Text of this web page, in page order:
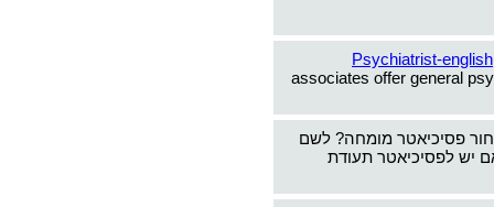
Psychiatrist-english
associates offer general
פסיכיאטר מומחה? לשם
יש לפסיכיאטר תעודת